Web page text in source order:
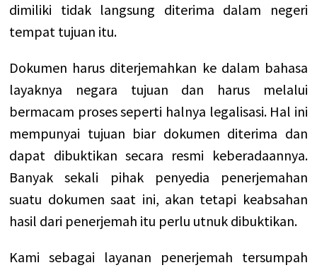
dimiliki tidak langsung diterima dalam negeri
tempat tujuan itu.
Dokumen harus diterjemahkan ke dalam bahasa
layaknya negara tujuan dan harus melalui
bermacam proses seperti halnya legalisasi. Hal ini
mempunyai tujuan biar dokumen diterima dan
dapat dibuktikan secara resmi keberadaannya.
Banyak sekali pihak penyedia penerjemahan
suatu dokumen saat ini, akan tetapi keabsahan
hasil dari penerjemah itu perlu utnuk dibuktikan.
Kami sebagai layanan penerjemah tersumpah